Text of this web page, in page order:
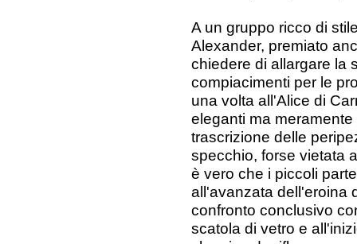
A un gruppo ricco di
Alexander, premiato
chiedere di allargare la
compiacimenti per le
una volta all'Alice di
eleganti ma
trascrizione delle
specchio, forse vietata
è vero che i piccoli
all'avanzata dell'eroina
confronto conclusivo
scatola di vetro e